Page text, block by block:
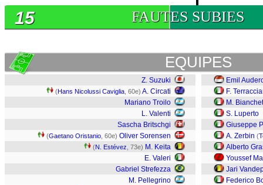
FAUTES SUBIES
15
EQUIPES
Z. Suzuki
(Hans Nicolussi Caviglia , 60e) A. Circati
Mariano Troilo
L. Valenti
Sascha Britschgi
(Gaetano Oristanio , 60e) Oliver Sorensen
(N. Estévez , 73e) M. Keita
E. Valeri
Gabriel Strefezza
M. Pellegrino
Emil
F.
M.
S. Luperto
Giuseppe
A. Zerbin (
Alberto
Youssef
Jari
Federico